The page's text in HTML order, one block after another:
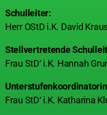
Schulleiter:
Herr OStD i.K. David
Stellvertretende
Frau StD‘ i.K. Hannah
Frau StD‘ i.K. Katharina